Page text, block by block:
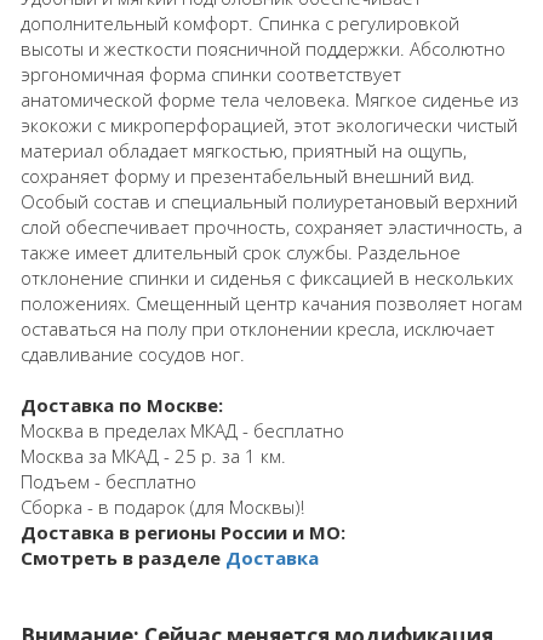
дополнительный комфорт. Спинка с регулировкой
высоты и жесткости поясничной поддержки. Абсолютно
эргономичная форма спинки соответствует
анатомической форме тела человека. Мягкое сиденье из
экокожи с микроперфорацией, этот экологически чистый
материал обладает мягкостью, приятный на ощупь,
сохраняет форму и презентабельный внешний вид.
Особый состав и специальный полиуретановый верхний
слой обеспечивает прочность, сохраняет эластичность, а
также имеет длительный срок службы. Раздельное
отклонение спинки и сиденья с фиксацией в нескольких
положениях. Смещенный центр качания позволяет ногам
оставаться на полу при отклонении кресла, исключает
сдавливание сосудов ног.
Доставка по Москве:
Москва в пределах МКАД - бесплатно
Москва за МКАД - 25 р. за 1 км.
Подъем - бесплатно
Сборка - в подарок (для Москвы)!
Доставка в регионы России и МО:
Смотреть в разделе Доставка